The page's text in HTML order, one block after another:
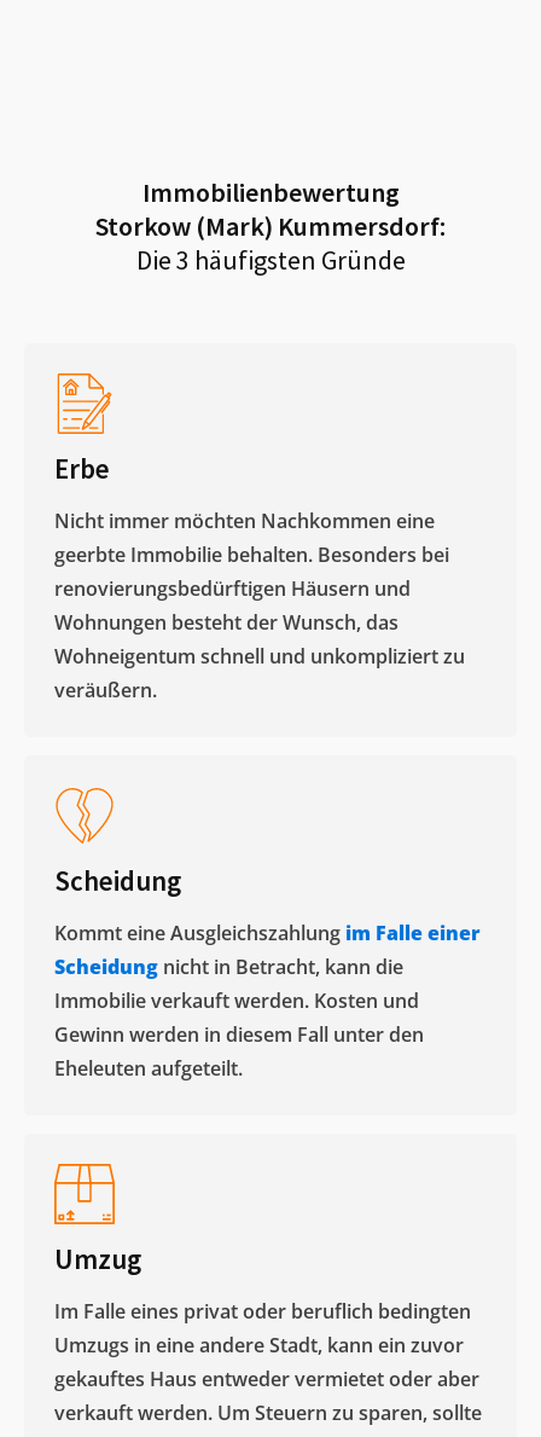
Immobilienbewertung
Storkow (Mark) Kummersdorf:
Die 3 häufigsten Gründe
Erbe
Nicht immer möchten Nachkommen eine
geerbte Immobilie behalten. Besonders bei
renovierungsbedürftigen Häusern und
Wohnungen besteht der Wunsch, das
Wohneigentum schnell und unkompliziert zu
veräußern. ​
Scheidung
Kommt eine Ausgleichszahlung im Falle einer
Scheidung nicht in Betracht, kann die
Immobilie verkauft werden. Kosten und
Gewinn werden in diesem Fall unter den
Eheleuten aufgeteilt.​
Umzug
Im Falle eines privat oder beruflich bedingten
Umzugs in eine andere Stadt, kann ein zuvor
gekauftes Haus entweder vermietet oder aber
verkauft werden. Um Steuern zu sparen, sollte